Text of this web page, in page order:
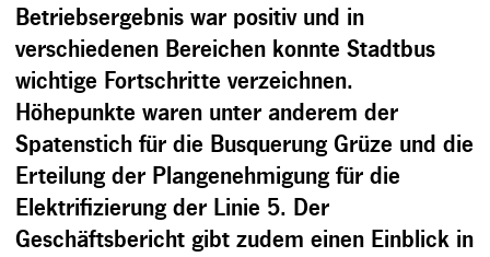
Betriebsergebnis war positiv und in
verschiedenen Bereichen konnte Stadtbus
wichtige Fortschritte verzeichnen.
Höhepunkte waren unter anderem der
Spatenstich für die Busquerung Grüze und die
Erteilung der Plangenehmigung für die
Elektrifizierung der Linie 5. Der
Geschäftsbericht gibt zudem einen Einblick in